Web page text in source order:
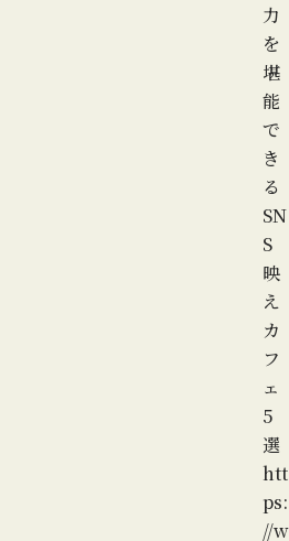
力
を
堪
能
で
き
る
SN
S
映
え
カ
フ
ェ
5
選
htt
ps:
//w